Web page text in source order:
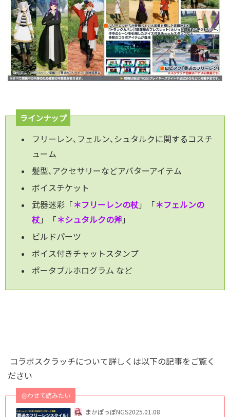
ラインナップ
フリーレン､フェルン､シュタルクに関するコスチ
ューム
髪型､アクセサリーなどアバターアイテム
ボイスチケット
武器迷彩「＊フリーレンの杖」「＊フェルンの
杖」「＊シュタルクの斧」
ビルドパーツ
ボイス付きチャットスタンプ
ポータブルホログラム など
コラボスクラッチについて詳しくは以下の記事をご覧く
ださい
まかぽっぽNGS
合わせて読みたい
2025.01.08